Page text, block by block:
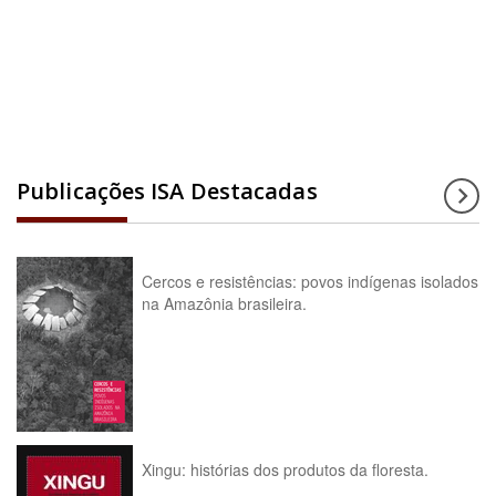
Publicações ISA Destacadas
Cercos e resistências: povos indígenas isolados
na Amazônia brasileira.
Xingu: histórias dos produtos da floresta.